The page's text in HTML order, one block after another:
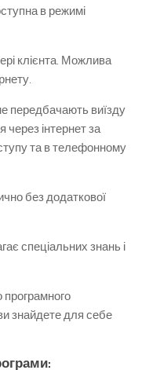
в режимі
клієнта. Можлива
передбачають виїзду
через інтернет за
та в телефонному
без додаткової
спеціальних знань і
знайдете для себе